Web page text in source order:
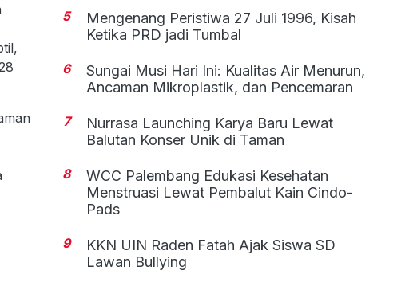
5
Mengenang Peristiwa 27 Juli 1996, Kisah
Ketika PRD jadi Tumbal
6
Sungai Musi Hari Ini: Kualitas Air Menurun,
Ancaman Mikroplastik, dan Pencemaran
7
Nurrasa Launching Karya Baru Lewat
Balutan Konser Unik di Taman
8
WCC Palembang Edukasi Kesehatan
Menstruasi Lewat Pembalut Kain Cindo-
Pads
9
KKN UIN Raden Fatah Ajak Siswa SD
Lawan Bullying